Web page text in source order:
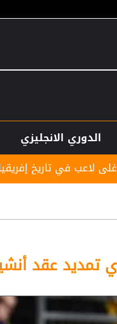
الدوري الانجليزي
إفريقيا.. ديوماندي
تمديد عقد